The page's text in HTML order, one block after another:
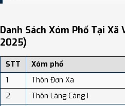
địa điểm tại: VReview.vn - Nền tảng
lịch uy tín tại Việt Nam.
Danh Sách Xóm Phố Tại Xã
2025)
STT Xóm phố
1
Thôn Đơn Xa
2
Thôn Làng Càng I